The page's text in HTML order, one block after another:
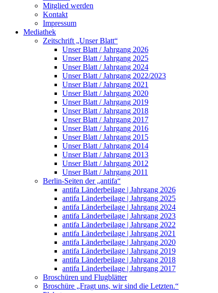
Mitglied werden
Kontakt
Impressum
Mediathek
Zeitschrift „Unser Blatt“
Unser Blatt / Jahrgang 2026
Unser Blatt / Jahrgang 2025
Unser Blatt / Jahrgang 2024
Unser Blatt / Jahrgang 2022/2023
Unser Blatt / Jahrgang 2021
Unser Blatt / Jahrgang 2020
Unser Blatt / Jahrgang 2019
Unser Blatt / Jahrgang 2018
Unser Blatt / Jahrgang 2017
Unser Blatt / Jahrgang 2016
Unser Blatt / Jahrgang 2015
Unser Blatt / Jahrgang 2014
Unser Blatt / Jahrgang 2013
Unser Blatt / Jahrgang 2012
Unser Blatt / Jahrgang 2011
Berlin-Seiten der „antifa“
antifa Länderbeilage | Jahrgang 2026
antifa Länderbeilage | Jahrgang 2025
antifa Länderbeilage | Jahrgang 2024
antifa Länderbeilage | Jahrgang 2023
antifa Länderbeilage | Jahrgang 2022
antifa Länderbeilage | Jahrgang 2021
antifa Länderbeilage | Jahrgang 2020
antifa Länderbeilage | Jahrgang 2019
antifa Länderbeilage | Jahrgang 2018
antifa Länderbeilage | Jahrgang 2017
Broschüren und Flugblätter
Broschüre „Fragt uns, wir sind die Letzten.“